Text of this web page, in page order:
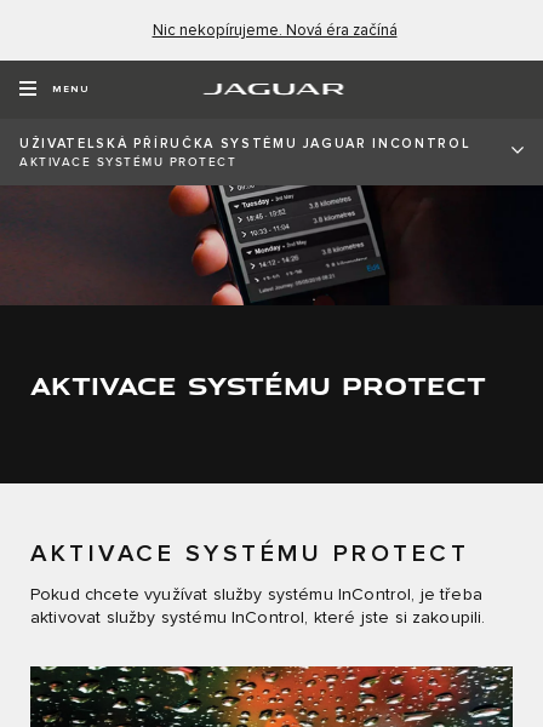
Nic nekopírujeme. Nová éra začíná
MENU
UŽIVATELSKÁ PŘÍRUČKA SYSTÉMU JAGUAR INCONTROL
AKTIVACE SYSTÉMU PROTECT
AKTIVACE SYSTÉMU PROTECT
AKTIVACE SYSTÉMU PROTECT
Pokud chcete využívat služby systému InControl, je třeba
aktivovat služby systému InControl, které jste si zakoupili.